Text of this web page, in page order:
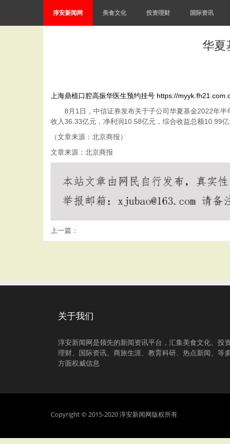
淳安新闻网 美食文化 投资理财 国际资讯
华夏
上海鼎植口腔高振华医生预约挂号 https://
8月1日，中信证券发布关于子公司华夏基金2022年半
收入36.33亿元，净利润10.58亿元，综合收益总额10.99
（文章来源：北京商报）
文章来源：北京商报
上一篇：
关于我们
淳安新闻网是领先的新闻资讯平台，汇集美食文化、投
理财、国际资讯、商旅生涯、教育科研、热点新闻、等
方面权威信息
Copyright © 2015-2020 淳安新闻网版权所有